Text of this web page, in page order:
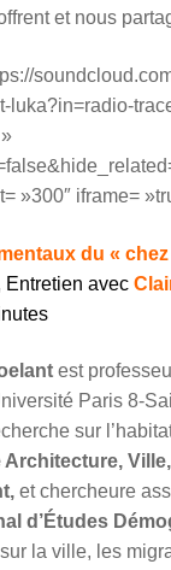
et nous
luka?in=radio-
»300″ iframe=
du «
Entretien avec
est
Paris 8-
sur
Architecture,
et chercheure
d’Études
la ville, les